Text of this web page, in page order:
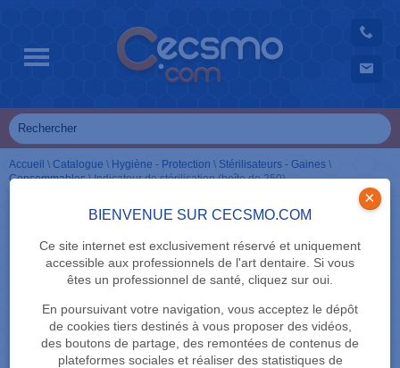
BIENVENUE SUR CECSMO.COM
Ce site internet est exclusivement réservé et uniquement
accessible aux professionnels de l'art dentaire. Si vous
êtes un professionnel de santé, cliquez sur oui.
En poursuivant votre navigation, vous acceptez le dépôt
de cookies tiers destinés à vous proposer des vidéos,
des boutons de partage, des remontées de contenus de
plateformes sociales et réaliser des statistiques de
×
Accueil \ Catalogue \ Hygiène - Protection \ Stérilisateurs - Gaines \
Consommables\Indicateur de stérilisation (boîte de 250)